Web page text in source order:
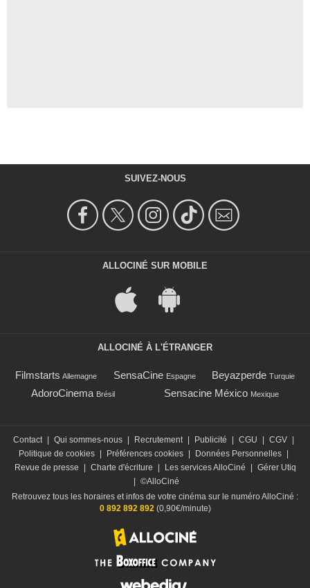
SUIVEZ-NOUS
ALLOCINÉ SUR MOBILE
ALLOCINÉ À L'ÉTRANGER
Filmstarts Allemagne SensaCine Espagne Beyazperde Turquie
AdoroCinema Brésil Sensacine México Mexique
Contact Qui sommes-nous Recrutement Publicité CGU CGV
Politique de cookies
Préférences cookies Données Personnelles
Revue de presse
Charte d'écriture Les services AlloCiné
Gérer Utiq
©AlloCiné
Retrouvez tous les horaires et infos de votre cinéma sur le numéro AlloCiné :
0 892 892 892(0,90€/minute)